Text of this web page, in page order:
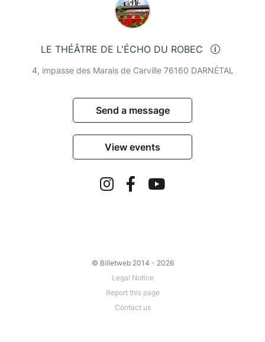
LE THÉÂTRE DE L'ÉCHO DU ROBEC
4, impasse des Marais de Carville 76160 DARNÉTAL
Send a message
View events
© Billetweb 2014 - 2026
Legal Notice
Report this page
Contact us